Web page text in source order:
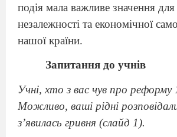
подія мала важливе значення
незалежності та економічної
нашої країни.
Запитання до учнів
Учні, хто з вас чув про реформу
Можливо, ваші рідні
з’явилась гривня (слайд 1).